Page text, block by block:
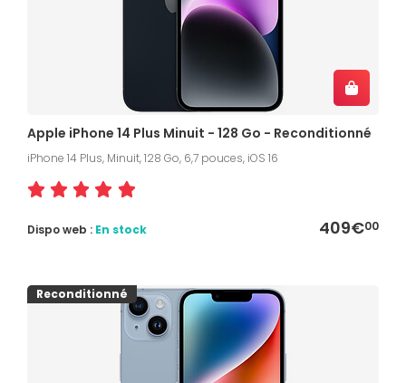
Apple iPhone 14 Plus Minuit - 128 Go - Reconditionné
iPhone 14 Plus, Minuit, 128 Go, 6,7 pouces, iOS 16
409€00
Dispo web : En stock
Reconditionné